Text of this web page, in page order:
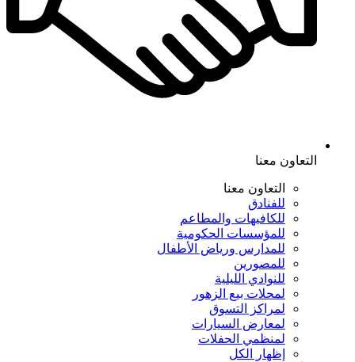
التعاون معنا
التعاون معنا
للفنادق
للكافيهات والمطاعم
للمؤسسات الحكومية
للمدارس ورياض الأطفال
للمصورين
للنوادي الليلية
لمحلات بيع الزهور
لمراكز التسوق
لمعارض السيارات
لمنظمي الحفلات
إظهار الكل